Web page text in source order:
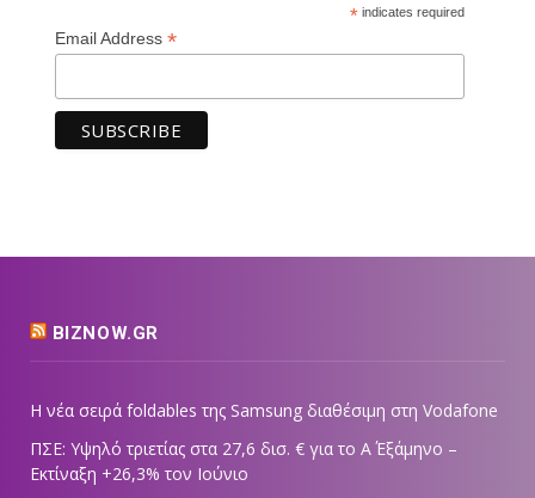
*indicates required
Email Address *
BIZNOW.GR
Η νέα σειρά foldables της Samsung διαθέσιμη στη Vodafone
ΠΣΕ: Υψηλό τριετίας στα 27,6 δισ. € για το Α΄ Εξάμηνο –
Εκτίναξη +26,3% τον Ιούνιο